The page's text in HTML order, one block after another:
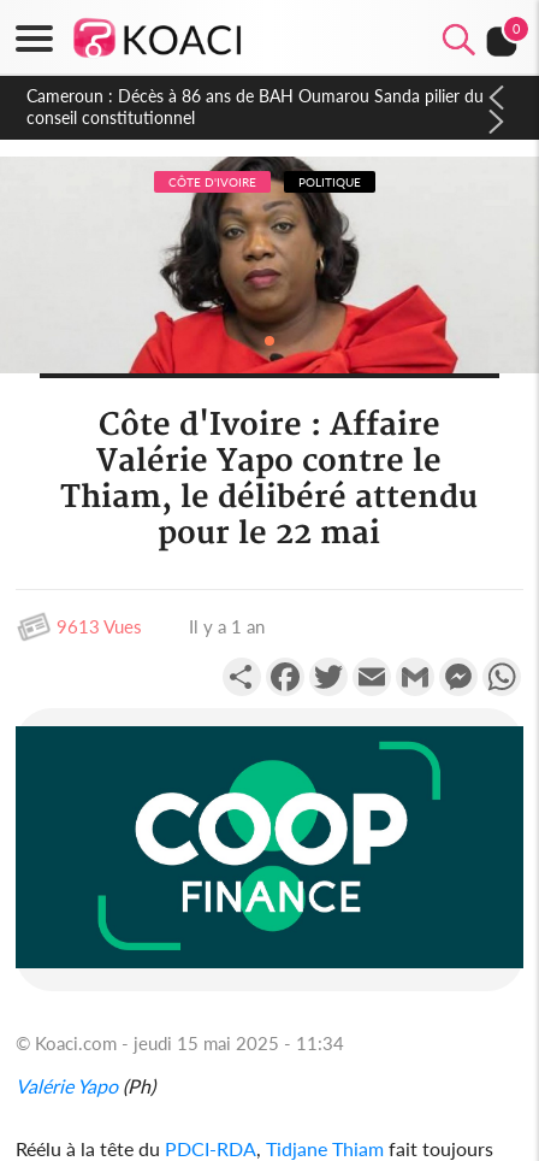
0
Côte d'Ivoire : Indépendance, plusieurs véhicules mis en
fourrière pour conduite en sens inverse
CÔTE D'IVOIRE POLITIQUE
Côte d'Ivoire : Affaire
Valérie Yapo contre le
Thiam, le délibéré attendu
pour le 22 mai
9613 Vues Il y a 1 an
PartagerFacebookTwitterEmail Gmail
© Koaci.com - jeudi 15 mai 2025 - 11:34
Valérie Yapo(Ph)
Réélu à la tête du PDCI-RDA ,Tidjane Thiam fait toujours